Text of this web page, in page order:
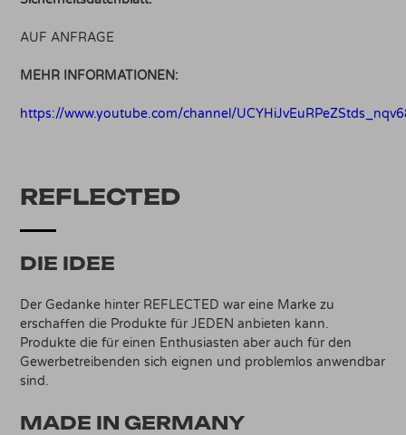
AUF ANFRAGE
MEHR INFORMATIONEN:
https://www.youtube.com/channel/
REFLECTED
DIE IDEE
Der Gedanke hinter REFLECTED war eine Marke zu
erschaffen die Produkte für JEDEN anbieten kann.
Produkte die für einen Enthusiasten aber auch für den
Gewerbetreibenden sich eignen und problemlos anwendbar
sind.
MADE IN GERMANY